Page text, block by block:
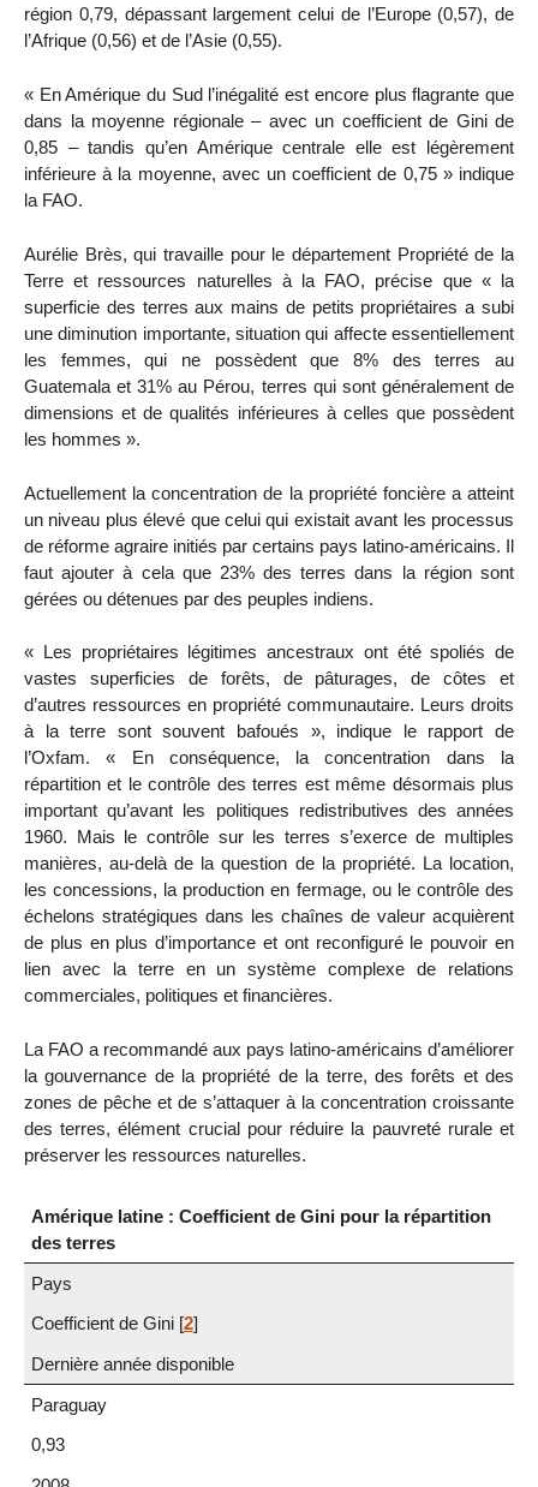
région 0,79, dépassant largement celui de l’Europe (0,57), de
l’Afrique (0,56) et de l’Asie (0,55).
« En Amérique du Sud l’inégalité est encore plus flagrante que
dans la moyenne régionale – avec un coefficient de Gini de
0,85 – tandis qu’en Amérique centrale elle est légèrement
inférieure à la moyenne, avec un coefficient de 0,75 » indique
la FAO.
Aurélie Brès, qui travaille pour le département Propriété de la
Terre et ressources naturelles à la FAO, précise que « la
superficie des terres aux mains de petits propriétaires a subi
une diminution importante, situation qui affecte essentiellement
les femmes, qui ne possèdent que 8% des terres au
Guatemala et 31% au Pérou, terres qui sont généralement de
dimensions et de qualités inférieures à celles que possèdent
les hommes ».
Actuellement la concentration de la propriété foncière a atteint
un niveau plus élevé que celui qui existait avant les processus
de réforme agraire initiés par certains pays latino-américains. Il
faut ajouter à cela que 23% des terres dans la région sont
gérées ou détenues par des peuples indiens.
« Les propriétaires légitimes ancestraux ont été spoliés de
vastes superficies de forêts, de pâturages, de côtes et
d’autres ressources en propriété communautaire. Leurs droits
à la terre sont souvent bafoués », indique le rapport de
l’Oxfam. « En conséquence, la concentration dans la
répartition et le contrôle des terres est même désormais plus
important qu’avant les politiques redistributives des années
1960. Mais le contrôle sur les terres s’exerce de multiples
manières, au-delà de la question de la propriété. La location,
les concessions, la production en fermage, ou le contrôle des
échelons stratégiques dans les chaînes de valeur acquièrent
de plus en plus d’importance et ont reconfiguré le pouvoir en
lien avec la terre en un système complexe de relations
commerciales, politiques et financières.
La FAO a recommandé aux pays latino-américains d’améliorer
la gouvernance de la propriété de la terre, des forêts et des
zones de pêche et de s’attaquer à la concentration croissante
des terres, élément crucial pour réduire la pauvreté rurale et
préserver les ressources naturelles.
Amérique latine : Coefficient de Gini pour la répartition
des terres
Pays
Coefficient de Gini[2]
Dernière année disponible
Paraguay
0,93